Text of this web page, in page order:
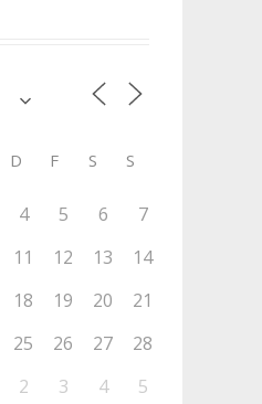
D F S S
4 5 6
7
11 12 13
14
18 19 20
21
25 26 27
28
2 3 4 5